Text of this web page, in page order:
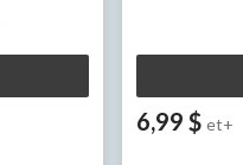
6,99 $ et+